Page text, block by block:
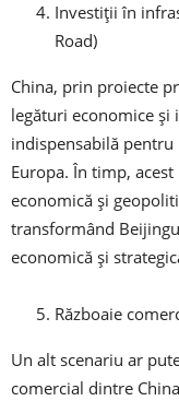
Investiții în
Road)
China, prin proiecte
legături economice și
indispensabilă
Europa. În timp,
economică și
transformând
economică și
Războaie
Un alt scenariu ar
comercial dintre